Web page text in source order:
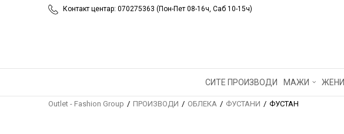
Контакт центар: 070275363 (Пон-Пет 08-16ч, Саб 10-15ч)
СИТЕ ПРОИЗВОДИ МАЖИ ЖЕНИ
Outlet - Fashion Group ПРОИЗВОДИ ОБЛЕКА ФУСТАНИ ФУСТАН